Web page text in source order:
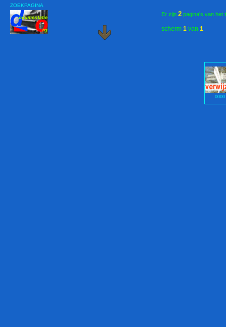
ZOEKPAGINA
Er zijn 2 pagina's van het
scherm 1 van 1